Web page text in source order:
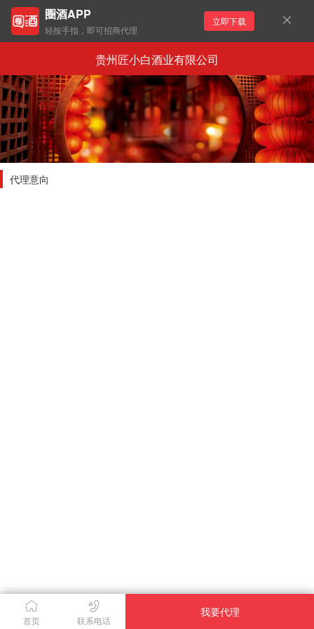
圈酒APP
轻按手指，即可招商代理
立即下载
贵州匠小白酒业有限公司
代理意向
首页 联系电话
我要代理